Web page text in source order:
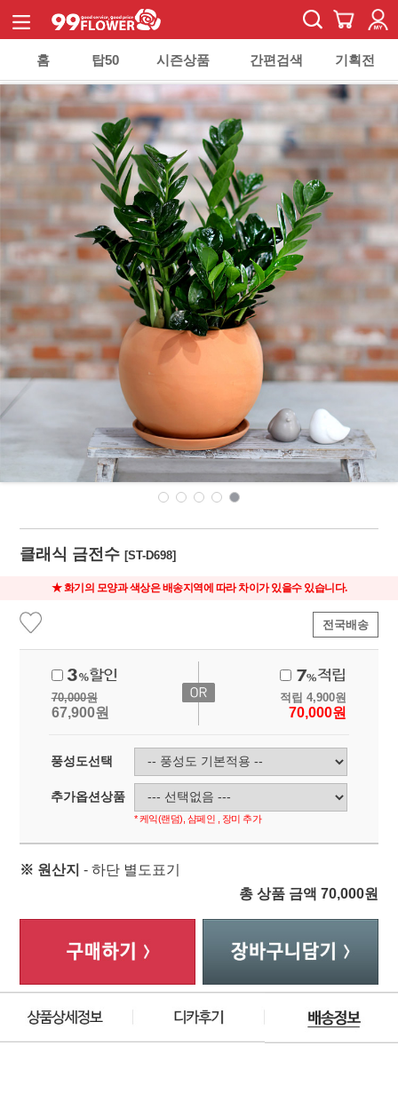
홈 탑50 시즌상품 간편검색 기획전
클래식 금전수[ST-D698]
★ 화기의 모양과 색상은 배송지역에 따라 차이가 있을수 있습니다.
전국배송
70,000원
67,900원
적립 4,900원
70,000원
풍성도선택
추가옵션상품
* 케익(랜덤), 샴페인 , 장미 추가
※ 원산지 - 하단 별도표기
총 상품 금액 70,000원